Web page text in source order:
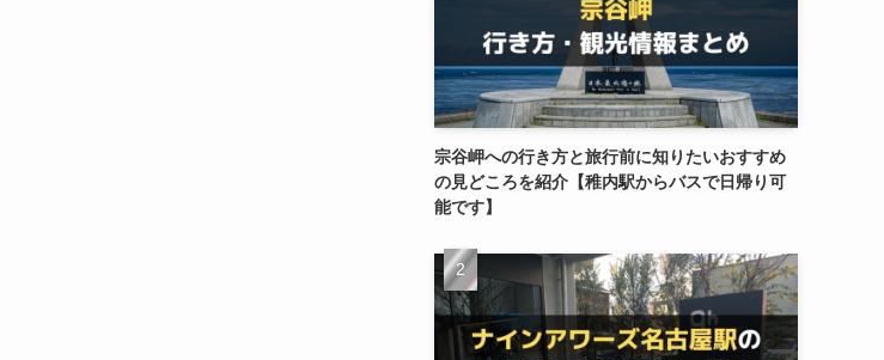
宗谷岬への行き方と旅行前に知りたいおすすめ
の見どころを紹介【稚内駅からバスで日帰り可
能です】